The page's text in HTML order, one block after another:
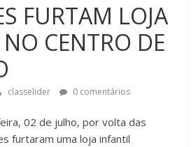
FURTAM LOJA
CENTRO DE
classelider 0 comentários
02 de julho, por volta das
furtaram uma loja infantil